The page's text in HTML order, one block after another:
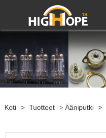
Koti > Tuotteet > Ääniputki >